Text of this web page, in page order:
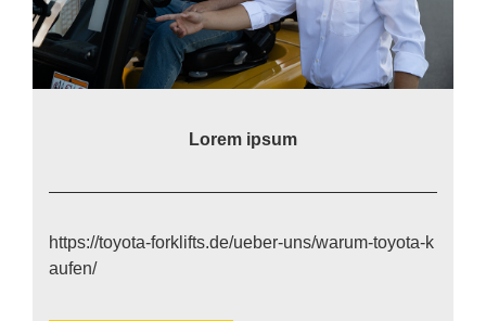
Lo­rem ip­sum
https://​to​yo​ta​-for​k​lifts​.de/​u​e​b​e​r​-​u​n​s​/​w​a​r​u​m​-​t​o​y​o​t​a​-​k​
a​u​f​en/